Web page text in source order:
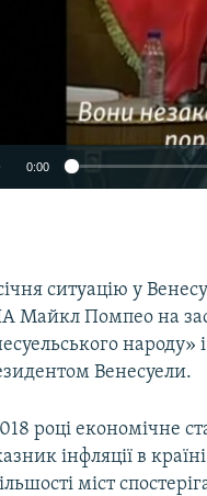
0:00
ситуацію у
Майкл Помпео на
Венесуели.
році економічне
інфляції в
міст